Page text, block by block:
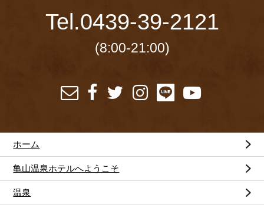
Tel.0439-39-2121
(8:00-21:00)
ホーム
亀山温泉ホテルへようこそ
温泉